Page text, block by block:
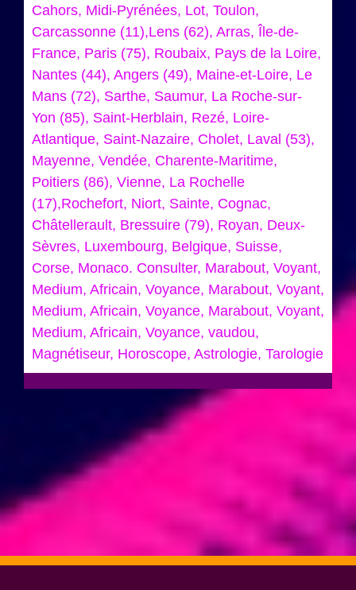
Cahors, Midi-Pyrénées, Lot, Toulon,
Carcassonne (11),Lens (62), Arras, Île-de-
France, Paris (75), Roubaix, Pays de la Loire,
Nantes (44), Angers (49), Maine-et-Loire, Le
Mans (72), Sarthe, Saumur, La Roche-sur-
Yon (85), Saint-Herblain, Rezé, Loire-
Atlantique, Saint-Nazaire, Cholet, Laval (53),
Mayenne, Vendée, Charente-Maritime,
Poitiers (86), Vienne, La Rochelle
(17),Rochefort, Niort, Sainte, Cognac,
Châtellerault, Bressuire (79), Royan, Deux-
Sèvres, Luxembourg, Belgique, Suisse,
Corse, Monaco. Consulter, Marabout, Voyant,
Medium, Africain, Voyance, Marabout, Voyant,
Medium, Africain, Voyance, Marabout, Voyant,
Medium, Africain, Voyance, vaudou,
Magnétiseur, Horoscope, Astrologie, Tarologie